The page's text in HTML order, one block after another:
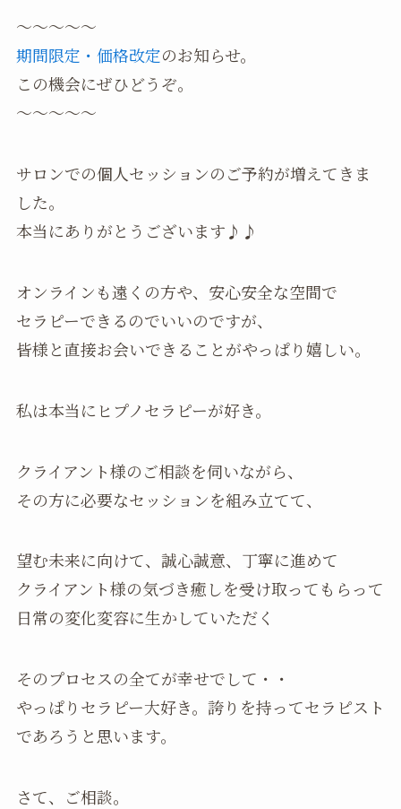
〜〜〜〜〜
期間限定・価格改定のお知らせ。
この機会にぜひどうぞ。
〜〜〜〜〜
サロンでの個人セッションのご予約が増えてきま
した。
本当にありがとうございます♪♪
オンラインも遠くの方や、安心安全な空間で
セラピーできるのでいいのですが、
皆様と直接お会いできることがやっぱり嬉しい。
私は本当にヒプノセラピーが好き。
クライアント様のご相談を伺いながら、
その方に必要なセッションを組み立てて、
望む未来に向けて、誠心誠意、丁寧に進めて
クライアント様の気づき癒しを受け取ってもらって
日常の変化変容に生かしていただく
そのプロセスの全てが幸せでして・・
やっぱりセラピー大好き。誇りを持ってセラピスト
であろうと思います。
さて、ご相談。